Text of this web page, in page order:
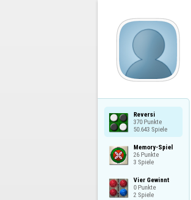
Reversi
370 Punkte
50.643 Spiele
Memory-Spiel
26 Punkte
3 Spiele
Vier Gewinnt
0 Punkte
2 Spiele